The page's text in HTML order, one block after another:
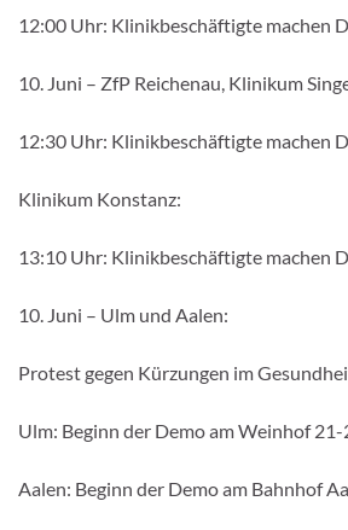
12:00 Uhr: Klinikbeschäftigte machen
10. Juni – ZfP Reichenau, Klinikum
12:30 Uhr: Klinikbeschäftigte machen
Klinikum Konstanz:
13:10 Uhr: Klinikbeschäftigte machen
10. Juni – Ulm und Aalen:
Protest gegen Kürzungen im
Ulm: Beginn der Demo am Weinhof
Aalen: Beginn der Demo am Bahnhof